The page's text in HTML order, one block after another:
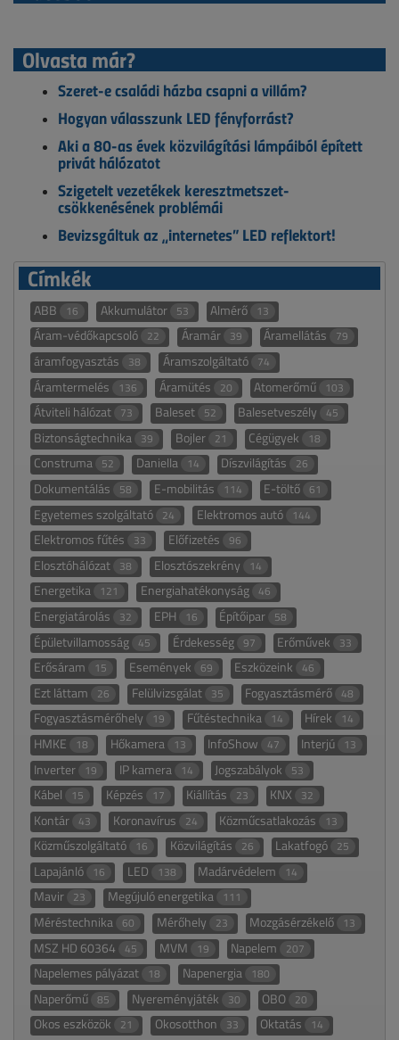
Olvasta már?
Szeret-e családi házba csapni a villám?
Hogyan válasszunk LED fényforrást?
Aki a 80-as évek közvilágítási lámpáiból épített
privát hálózatot
Szigetelt vezetékek keresztmetszet-
csökkenésének problémái
Bevizsgáltuk az „internetes” LED reflektort!
Címkék
ABB 16 Akkumulátor 53 Almérő 13
Áram-védőkapcsoló 22 Áramár 39 Áramellátás 79
áramfogyasztás 38 Áramszolgáltató 74
Áramtermelés 136 Áramütés 20 Atomerőmű 103
Átviteli hálózat 73 Baleset 52 Balesetveszély 45
Biztonságtechnika 39 Bojler 21 Cégügyek 18
Construma 52 Daniella 14 Díszvilágítás 26
Dokumentálás 58 E-mobilitás 114 E-töltő 61
Egyetemes szolgáltató 24 Elektromos autó 144
Elektromos fűtés 33 Előfizetés 96
Elosztóhálózat 38 Elosztószekrény 14
Energetika 121 Energiahatékonyság 46
Energiatárolás 32 EPH 16 Építőipar 58
Épületvillamosság 45 Érdekesség 97 Erőművek 33
Erősáram 15 Események 69 Eszközeink 46
Ezt láttam 26 Felülvizsgálat 35 Fogyasztásmérő 48
Fogyasztásmérőhely 19 Fűtéstechnika 14 Hírek 14
HMKE 18 Hőkamera 13 InfoShow 47 Interjú 13
Inverter 19 IP kamera 14 Jogszabályok 53
Kábel 15 Képzés 17 Kiállítás 23 KNX 32
Kontár 43 Koronavírus 24 Közműcsatlakozás 13
Közműszolgáltató 16 Közvilágítás 26 Lakatfogó 25
Lapajánló 16 LED 138 Madárvédelem 14
Mavir 23 Megújuló energetika 111
Méréstechnika 60 Mérőhely 23 Mozgásérzékelő 13
MSZ HD 60364 45 MVM 19 Napelem 207
Napelemes pályázat 18 Napenergia 180
Naperőmű 85 Nyereményjáték 30 OBO 20
Okos eszközök 21 Okosotthon 33 Oktatás 14